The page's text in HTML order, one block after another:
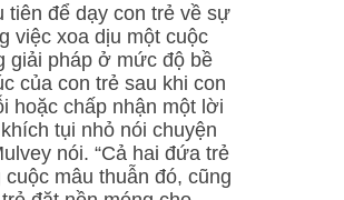
tiên để dạy con trẻ về sự
việc xoa dịu một cuộc
giải pháp ở mức độ bề
của con trẻ sau khi con
hoặc chấp nhận một lời
tụi nhỏ nói chuyện
nói. “Cả hai đứa trẻ
mâu thuẫn đó, cũng